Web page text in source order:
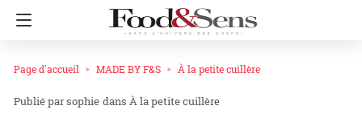
Page d'accueil MADE BY F&S À la petite cuillère
sophie dans À la petite cuillère